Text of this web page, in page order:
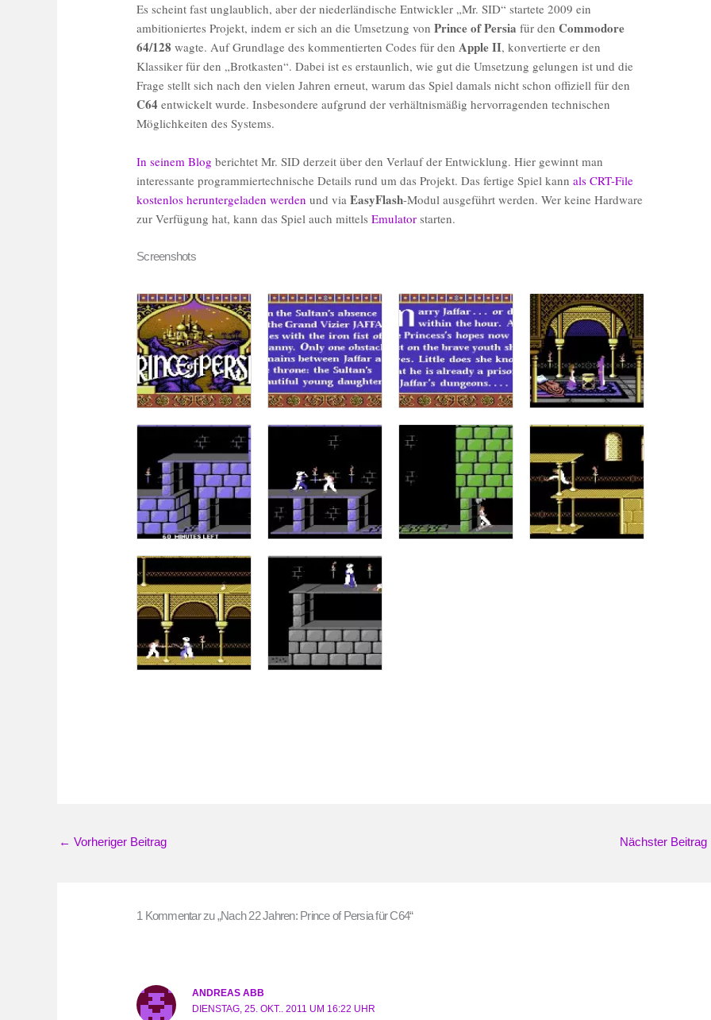
Es scheint fast unglaublich, aber der niederländische Entwickler „Mr. SID“ startete 2009 ein
ambitioniertes Projekt, indem er sich an die Umsetzung vonPrince of Persia für denCommodore
64/128 wagte. Auf Grundlage des kommentierten Codes für denApple II, konvertierte er den
Klassiker für den „Brotkasten“. Dabei ist es erstaunlich, wie gut die Umsetzung gelungen ist und die
Frage stellt sich nach den vielen Jahren erneut, warum das Spiel damals nicht schon offiziell für den
C64 entwickelt wurde. Insbesondere aufgrund der verhältnismäßig hervorragenden technischen
Möglichkeiten des Systems.
In seinem Blog berichtet Mr. SID derzeit über den Verlauf der Entwicklung. Hier gewinnt man
interessante programmiertechnische Details rund um das Projekt. Das fertige Spiel kannals CRT-File
kostenlos heruntergeladen werden und viaEasyFlash-Modul ausgeführt werden. Wer keine Hardware
zur Verfügung hat, kann das Spiel auch mittelsEmulator starten.
Screenshots
← Vorheriger Beitrag Nächster Beitrag
1 Kommentar zu „Nach 22 Jahren: Prince of Persia für C64“
ANDREAS ABB
DIENSTAG, 25. OKT.. 2011 UM 16:22 UHR